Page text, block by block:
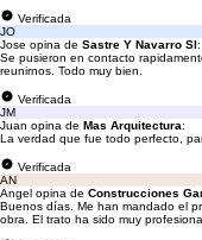
Verificada
JO
Jose opina de Sastre Y Navarro Sl:
Se pusieron en contacto
reunirnos. Todo muy bien.
Verificada
JM
Juan opina de Mas Arquitectura:
La verdad que fue todo perfecto,
Verificada
AN
Angel opina de Construcciones
Buenos días. Me han mandado el
obra. El trato ha sido muy